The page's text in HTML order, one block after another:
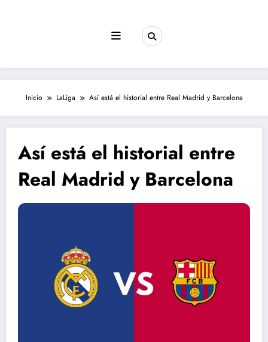
Inicio LaLiga Así está el historial entre Real Madrid y Barcelona
Así está el historial entre
Real Madrid y Barcelona